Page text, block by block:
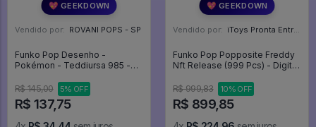
💖 GEEKDOWN
Vendido por: ROVANI POPS - SP
Funko Pop Desenho -
Pokémon - Teddiursa 985 -
R$ 145,00
5% OFF
R$ 137,75
💖 GEEKDOWN
Vendido por: iToys Pronta Entrega - SP
Funko Pop Popposite Freddy
Nft Release (999 Pcs) - Digital
R$ 999,83
10% OFF
R$ 899,85